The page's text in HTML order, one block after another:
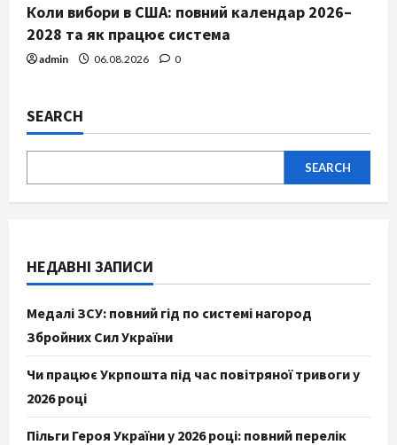
Коли вибори в США: повний календар 2026–
2028 та як працює система
admin 06.08.2026 0
SEARCH
SEARCH
НЕДАВНІ ЗАПИСИ
Медалі ЗСУ: повний гід по системі нагород
Збройних Сил України
Чи працює Укрпошта під час повітряної тривоги у
2026 році
Пільги Героя України у 2026 році: повний перелік